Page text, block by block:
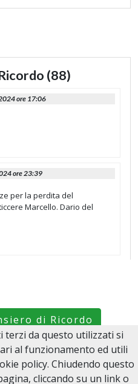
(88)
ore 17:06
ore 23:39
per la perdita del
Marcello. Dario del
un abbraccio a tutti
di Ricordo
Ricorrenze
da questo utilizzati si
al funzionamento ed utili
policy. Chiudendo questo
cliccando su un link o